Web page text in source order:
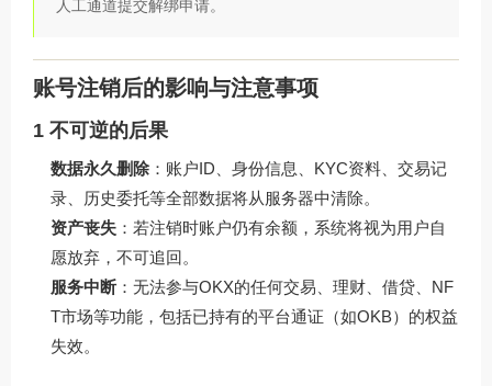
人工通道提交解绑申请。
账号注销后的影响与注意事项
1 不可逆的后果
数据永久删除 ：账户ID、身份信息、KYC资料、交易记
录、历史委托等全部数据将从服务器中清除。
资产丧失 ：若注销时账户仍有余额，系统将视为用户自
愿放弃，不可追回。
服务中断：无法参与OKX的任何交易、理财、借贷、NF
T市场等功能，包括已持有的平台通证（如OKB）的权益
失效。